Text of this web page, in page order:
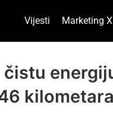
Vijesti Marketing X
kilometara